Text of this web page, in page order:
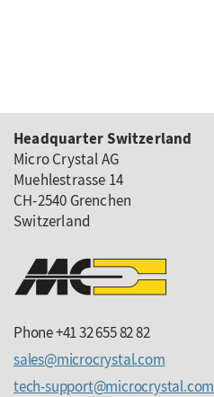
Headquarter Switzerland
Micro Crystal AG
Muehlestrasse 14
CH-2540 Grenchen
Switzerland
Phone +41 32 655 82 82
sales
microcrystalcom
tech-support
microcrystalcom